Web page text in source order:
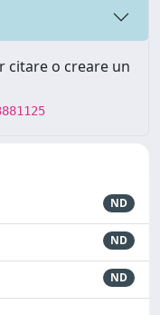
citare o creare un
ND
ND
ND